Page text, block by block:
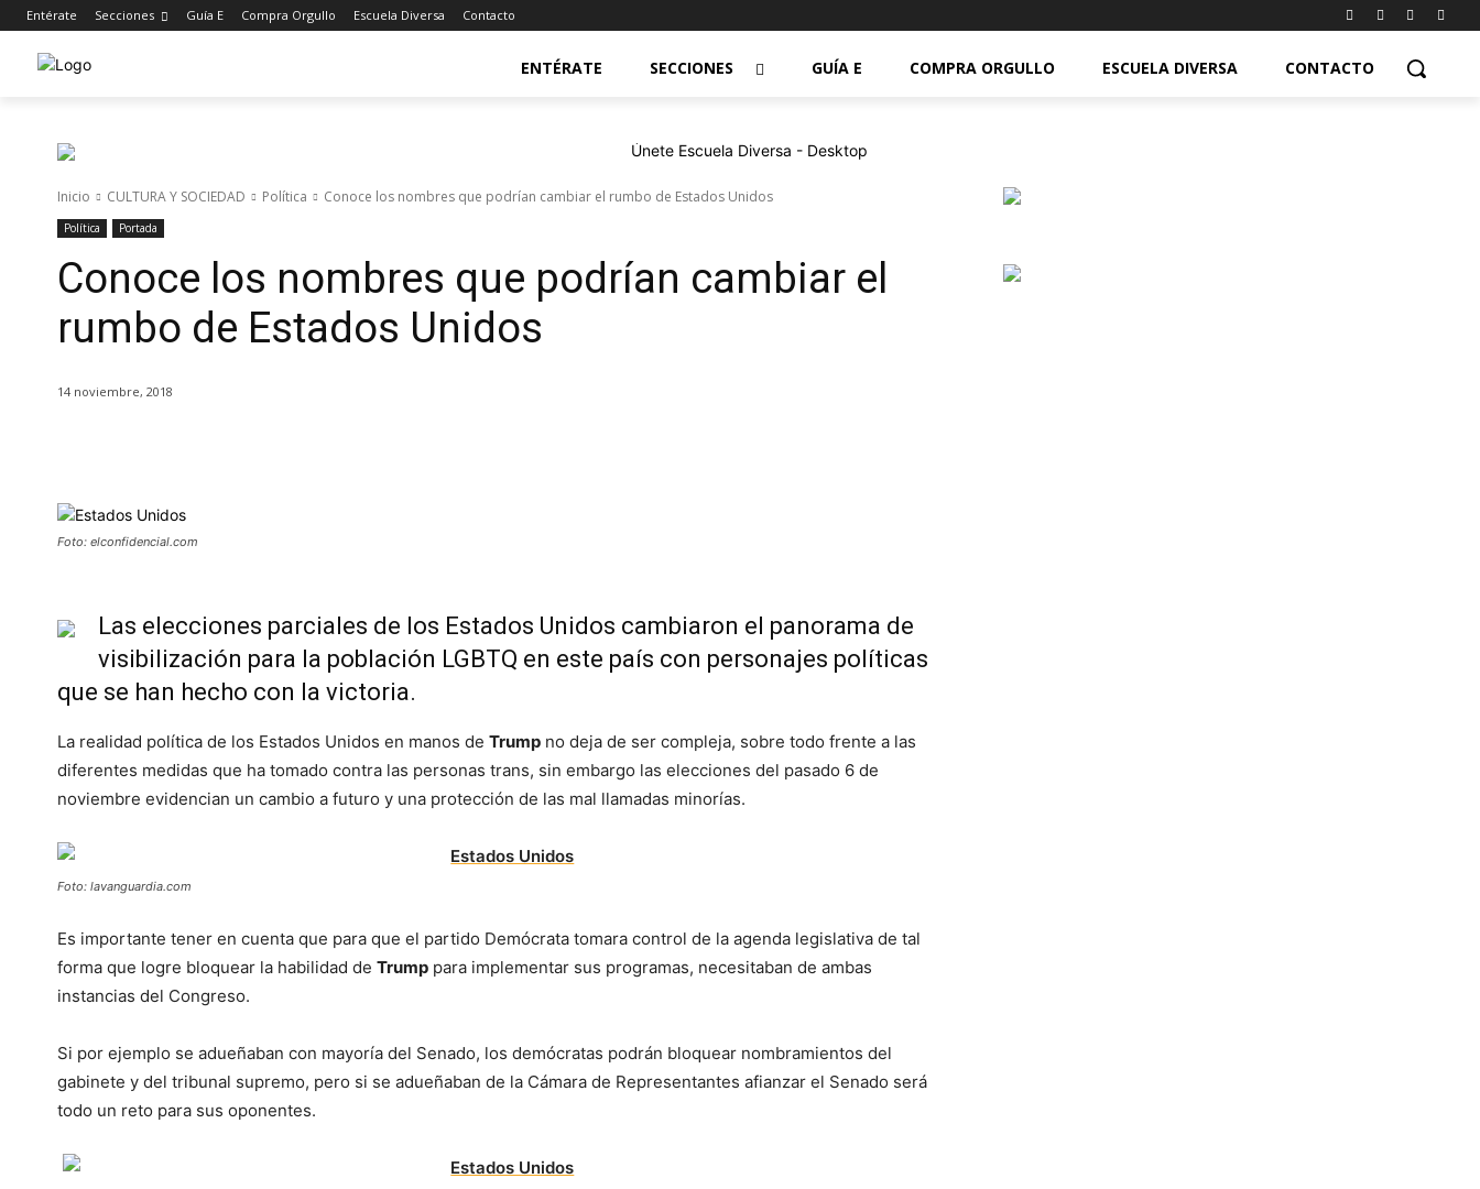
Entérate Secciones Guía E Compra Orgullo Escuela Diversa Contacto
ENTÉRATE SECCIONES GUÍA E COMPRA ORGULLO ESCUELA DIVERSA CONTACTO
Inicio CULTURA Y SOCIEDAD Política Conoce los nombres que podrían cambiar el rumbo de Estados Unidos
Política Portada
Conoce los nombres que podrían cambiar el
rumbo de Estados Unidos
14 noviembre, 2018
Foto: elconfidencial.com
Las elecciones parciales de los Estados Unidos cambiaron el panorama de
visibilización para la población LGBTQ en este país con personajes políticas
que se han hecho con la victoria.
La realidad política de los Estados Unidos en manos de Trump no deja de ser compleja, sobre todo frente a las
diferentes medidas que ha tomado contra las personas trans, sin embargo las elecciones del pasado 6 de
noviembre evidencian un cambio a futuro y una protección de las mal llamadas minorías.
Foto: lavanguardia.com
Es importante tener en cuenta que para que el partido Demócrata tomara control de la agenda legislativa de tal
forma que logre bloquear la habilidad de Trump para implementar sus programas, necesitaban de ambas
instancias del Congreso.
Si por ejemplo se adueñaban con mayoría del Senado, los demócratas podrán bloquear nombramientos del
gabinete y del tribunal supremo, pero si se adueñaban de la Cámara de Representantes afianzar el Senado será
todo un reto para sus oponentes.